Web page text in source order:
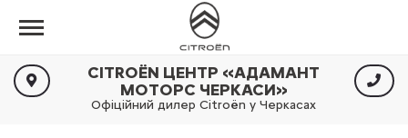
CITROËN ЦЕНТР «АДАМАНТ
МОТОРС ЧЕРКАСИ»
Офіційний дилер Citroën у Черкасах